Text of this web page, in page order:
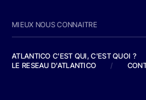
MIEUX NOUS CONNAITRE
ATLANTICO C'EST QUI, C'EST QUOI ?
LE RESEAU D'ATLANTICO
/